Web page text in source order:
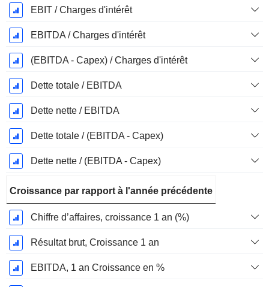
EBIT / Charges d'intérêt
EBITDA / Charges d'intérêt
(EBITDA - Capex) / Charges d'intérêt
Dette totale / EBITDA
Dette nette / EBITDA
Dette totale / (EBITDA - Capex)
Dette nette / (EBITDA - Capex)
Croissance par rapport à l'année précédente
Chiffre d’affaires, croissance 1 an (%)
Résultat brut, Croissance 1 an
EBITDA, 1 an Croissance en %